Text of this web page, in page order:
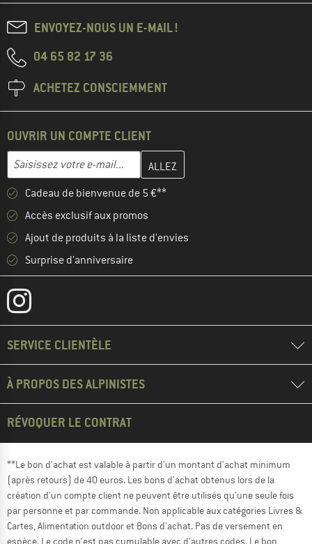
ENVOYEZ-NOUS UN E-MAIL !
04 65 82 17 36
ACHETEZ CONSCIEMMENT
OUVRIR UN COMPTE CLIENT
Saisissez votre e-mail...
Entrez votre adresse e-mail ici et créez votre compte client à la
Cadeau de bienvenue de 5 €**
Accès exclusif aux promos
Ajout de produits à la liste d'envies
Surprise d'anniversaire
SERVICE CLIENTÈLE
À PROPOS DES ALPINISTES
RÉVOQUER LE CONTRAT
**Le bon d'achat est valable à partir d'un montant d'achat minimum
(après retours) de 40 euros. Les bons d'achat obtenus lors de la
création d'un compte client ne peuvent être utilisés qu'une seule fois
par personne et par commande. Non applicable aux catégories Livres &
Cartes, Alimentation outdoor et Bons d'achat. Pas de versement en
espèce. Le code n'est pas cumulable avec d'autres codes. Le bon